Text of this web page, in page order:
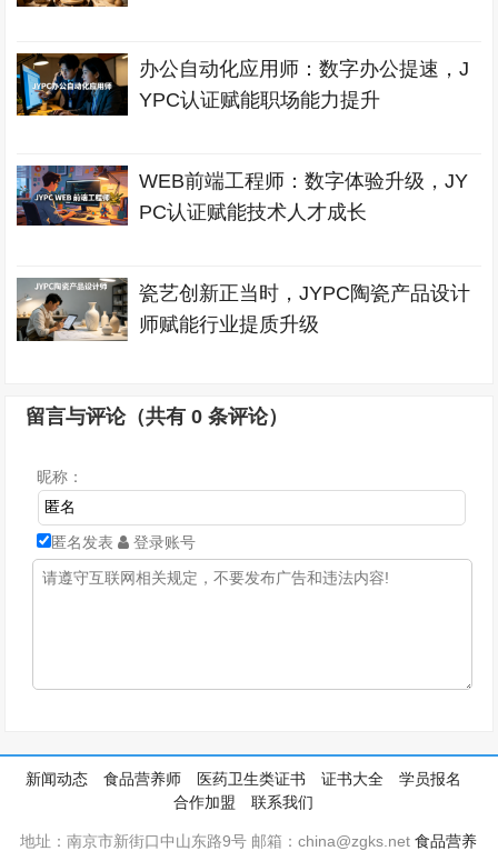
办公自动化应用师：数字办公提速，J
YPC认证赋能职场能力提升
WEB前端工程师：数字体验升级，JY
PC认证赋能技术人才成长
瓷艺创新正当时，JYPC陶瓷产品设计
师赋能行业提质升级
留言与评论（共有0 条评论）
昵称：
匿名发表 登录账号
新闻动态 食品营养师 医药卫生类证书 证书大全
学员报名
合作加盟
联系我们
地址：南京市新街口中山东路9号 邮箱：china@zgks.net食品营养